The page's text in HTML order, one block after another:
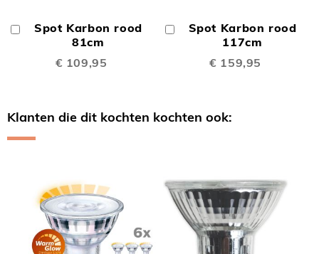
Spot Karbon rood
81cm
€ 109,95
Winkelwagen
Spot Karbon rood
117cm
€ 159,95
Winkelwagen
Klanten die dit kochten kochten ook: